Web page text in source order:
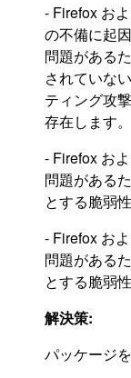
- Firefox お
の不備に起
問題がある
されていな
ティング攻
存在します
- Firefox お
問題がある
とする脆弱
- Firefox お
問題がある
とする脆弱
解決策:
パッケージ